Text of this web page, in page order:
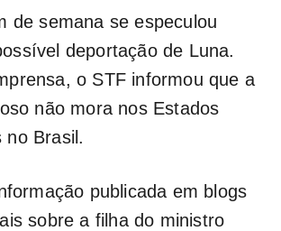
de semana se especulou
deportação de Luna.
o STF informou que a
não mora nos Estados
no Brasil.
publicada em blogs
sobre a filha do ministro